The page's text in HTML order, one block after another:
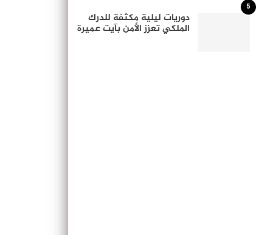
5
دوريات ليلية مكثفة للدرك
الملكي تعزز الأمن بآيت عميرة